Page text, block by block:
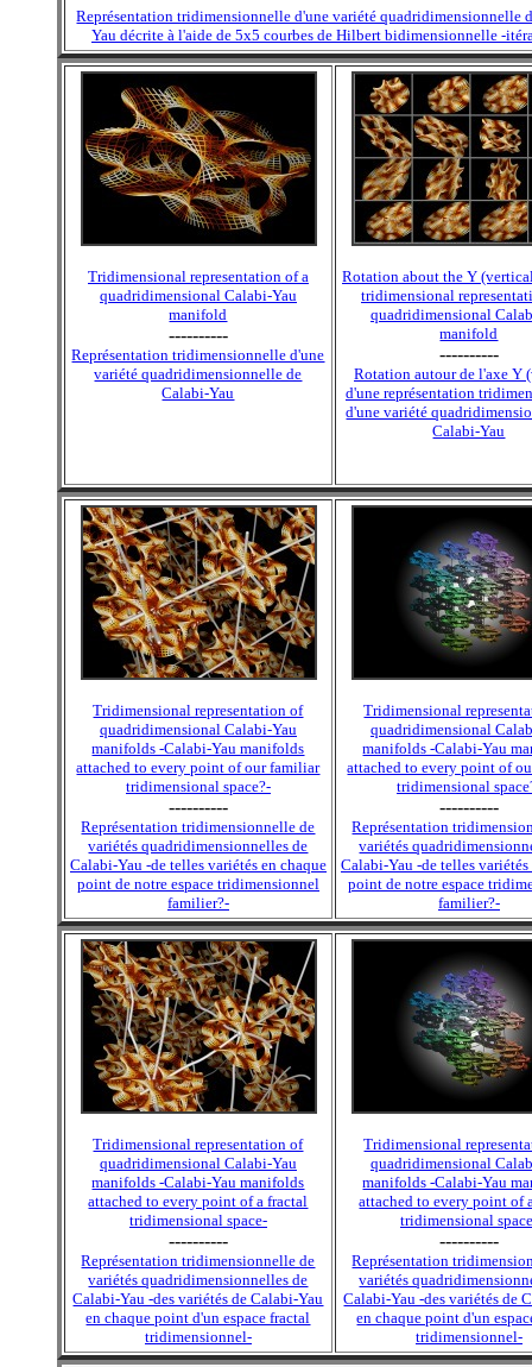
Représentation tridimensionnelle d'une variété quadridimensionnelle
Yau décrite à l'aide de 5x5 courbes de Hilbert bidimensionnelle -
Tridimensional representation of a
quadridimensional Calabi-Yau
manifold
----------
Représentation tridimensionnelle d'une
variété quadridimensionnelle de
Calabi-Yau
Rotation about the Y
tridimensional
quadridimensional
manifold
----------
Rotation autour de l'axe Y
d'une représentation
d'une variété
Calabi-Yau
Tridimensional representation of
quadridimensional Calabi-Yau
manifolds -Calabi-Yau manifolds
attached to every point of our familiar
tridimensional space?-
----------
Représentation tridimensionnelle de
variétés quadridimensionnelles de
Calabi-Yau -de telles variétés en chaque
point de notre espace tridimensionnel
familier?-
Tridimensional
quadridimensional
manifolds -Calabi-Yau
attached to every point of
tridimensional
----------
Représentation
variétés
Calabi-Yau -de telles variétés
point de notre espace
familier?-
Tridimensional representation of
quadridimensional Calabi-Yau
manifolds -Calabi-Yau manifolds
attached to every point of a fractal
tridimensional space-
----------
Représentation tridimensionnelle de
variétés quadridimensionnelles de
Calabi-Yau -des variétés de Calabi-Yau
en chaque point d'un espace fractal
tridimensionnel-
Tridimensional
quadridimensional
manifolds -Calabi-Yau
attached to every point of
tridimensional
----------
Représentation
variétés
Calabi-Yau -des variétés de
en chaque point d'un
tridimensionnel-